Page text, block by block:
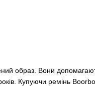
образ. Вони
Купуючи ремінь